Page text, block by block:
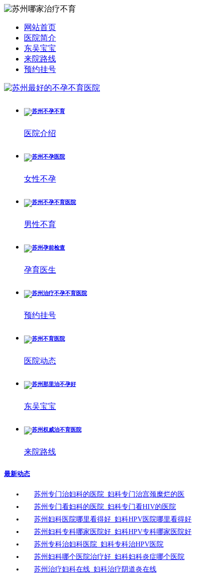
网站首页
医院简介
东吴宝宝
来院路线
预约挂号
医院介绍
女性不孕
男性不育
孕育医生
预约挂号
医院动态
东吴宝宝
来院路线
最新动态
苏州专门治妇科的医院_妇科专门治宫颈糜烂的医
苏州专门看妇科的医院_妇科专门看HIV的医院
苏州妇科医院哪里看得好_妇科HPV医院哪里看得好
苏州妇科专科哪家医院好_妇科HPV专科哪家医院好
苏州专科治妇科医院_妇科专科治HPV医院
苏州妇科哪个医院治疗好_妇科妇科炎症哪个医院
苏州治疗妇科在线_妇科治疗阴道炎在线